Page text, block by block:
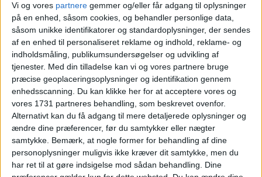
Vi og vores partnere gemmer og/eller får adgang til oplysninger
på en enhed, såsom cookies, og behandler personlige data,
såsom unikke identifikatorer og standardoplysninger, der sendes
af en enhed til personaliseret reklame og indhold, reklame- og
indholdsmåling, publikumsundersøgelser og udvikling af
tjenester. Med din tilladelse kan vi og vores partnere bruge
præcise geoplaceringsoplysninger og identifikation gennem
enhedsscanning. Du kan klikke her for at acceptere vores og
vores 1731 partneres behandling, som beskrevet ovenfor.
Alternativt kan du få adgang til mere detaljerede oplysninger og
ændre dine præferencer, før du samtykker eller nægter
samtykke. Bemærk, at nogle former for behandling af dine
personoplysninger muligvis ikke kræver dit samtykke, men du
har ret til at gøre indsigelse mod sådan behandling. Dine
2 4 5
U28 6 7 8 9 10 11 12
U29 13 14 15 16 17 18 19
U30 20 21 22 23 24 25 26
U31 27 28 29 30 31
Alternative datoer:
Hotel: 12. - 13. jul.
Hotel: 19. - 20. jul.
Hotel: 24. - 25. jul.